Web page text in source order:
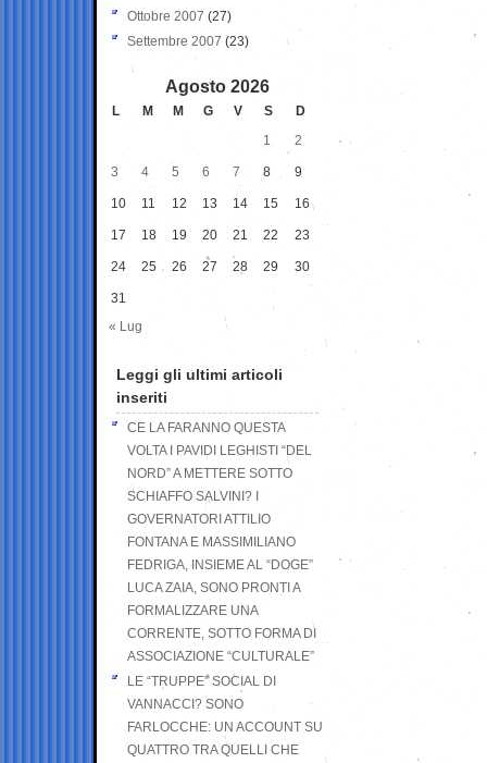
Ottobre 2007 (27)
Settembre 2007 (23)
Agosto 2026
L M M G V S
D
1
2
3 4 5 6 7 8 9
10 11 12 13 14 15 16
17 18 19 20 21 22 23
24 25 26 27 28 29 30
31
« Lug
Leggi gli ultimi articoli
inseriti
CE LA FARANNO QUESTA
VOLTA I PAVIDI LEGHISTI “DEL
NORD” A METTERE SOTTO
SCHIAFFO SALVINI? I
GOVERNATORI ATTILIO
FONTANA E MASSIMILIANO
FEDRIGA, INSIEME AL “DOGE”
LUCA ZAIA, SONO PRONTI A
FORMALIZZARE UNA
CORRENTE, SOTTO FORMA DI
ASSOCIAZIONE “CULTURALE”
LE “TRUPPE” SOCIAL DI
VANNACCI? SONO
FARLOCCHE: UN ACCOUNT SU
QUATTRO TRA QUELLI CHE